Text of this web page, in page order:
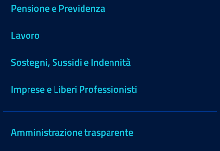
Pensione e Previdenza
Lavoro
Sostegni, Sussidi e Indennità
Imprese e Liberi Professionisti
Amministrazione trasparente